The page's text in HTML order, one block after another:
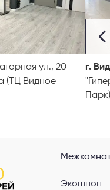
ул., 20
(ТЦ Видное
г.
Экошпон